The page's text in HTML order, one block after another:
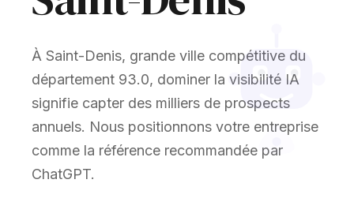
À Saint-Denis, grande ville compétitive du
département 93.0, dominer la visibilité IA
signifie capter des milliers de prospects
annuels. Nous positionnons votre entreprise
comme la référence recommandée par
ChatGPT.